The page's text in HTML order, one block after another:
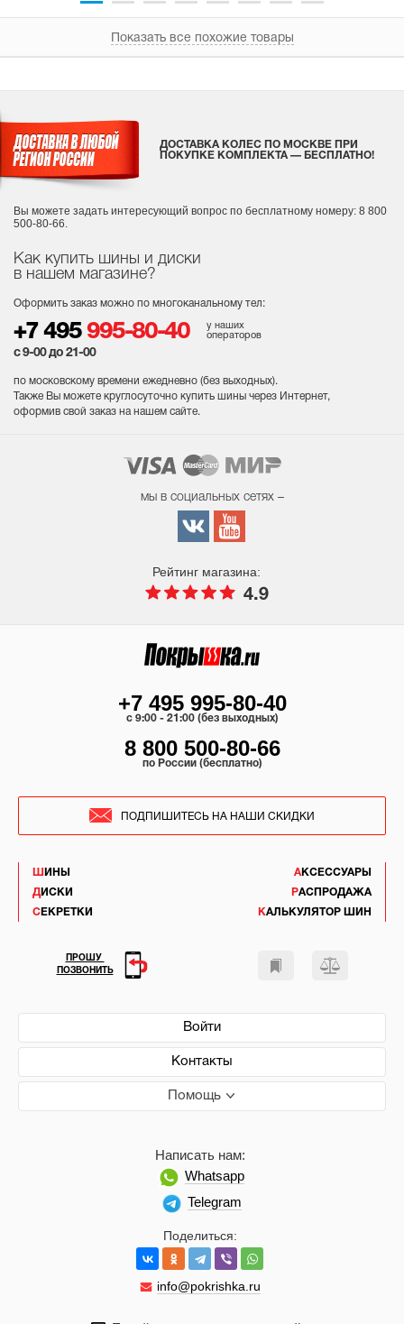
Показать все похожие товары
Как купить шины и диски
в нашем магазине?
Оформить заказ можно по многоканальному тел:
+7 495 995-80-40
у наших
операторов
с 9-00 до 21-00
по московскому времени ежедневно (без выходных).
Также Вы можете круглосуточно купить шины через Интернет,
оформив свой заказ на нашем сайте.
ДОСТАВКА КОЛЕС ПО МОСКВЕ ПРИ
ПОКУПКЕ КОМПЛЕКТА — БЕСПЛАТНО!
Вы можете задать интересующий вопрос по бесплатному номеру: 8 800
500-80-66.
мы в социальных сетях –
Рейтинг магазина:
4.9
ШИНЫ
ДИСКИ
СЕКРЕТКИ
АКСЕССУАРЫ
РАСПРОДАЖА
КАЛЬКУЛЯТОР ШИН
Войти
Контакты
Помощь
Поделиться:
info@pokrishka.ru
Написать нам:
Whatsapp
Telegram
+7 495 995-80-40
c 9:00 - 21:00 (без выходных)
8 800 500-80-66
по России (бесплатно)
ПОДПИШИТЕСЬ НА НАШИ СКИДКИ
ПРОШУ
ПОЗВОНИТЬ